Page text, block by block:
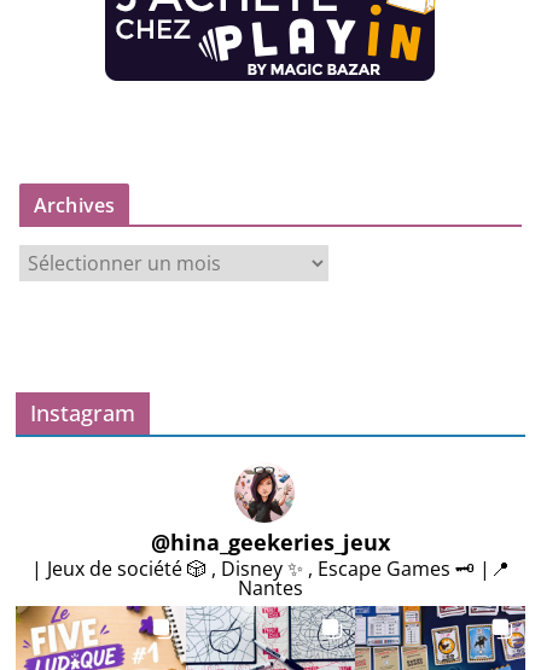
Archives
r
e
Instagram
@hina_geekeries_jeux
| Jeux de société 🎲 , Disney ✨ , Escape Games 🗝️ |📍
Nantes